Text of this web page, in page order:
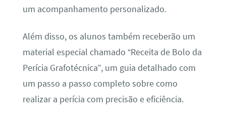
um acompanhamento personalizado.
Além disso, os alunos também receberão um
material especial chamado “Receita de Bolo da
Perícia Grafotécnica”, um guia detalhado com
um passo a passo completo sobre como
realizar a perícia com precisão e eficiência.